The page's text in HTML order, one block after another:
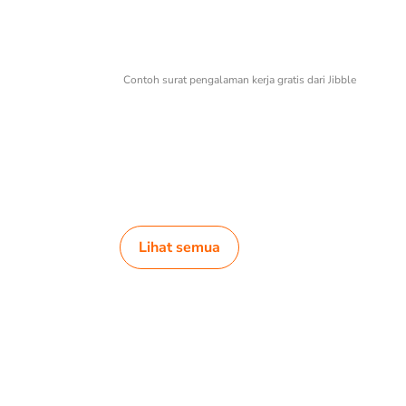
Contoh surat pengalaman kerja gratis dari Jibble
Lihat semua